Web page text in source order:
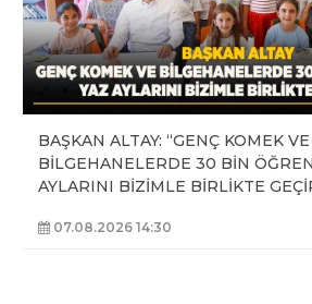
BAŞKAN ALTAY: “GENÇ KOMEK VE
BİLGEHANELERDE 30 BİN
AYLARINI BİZİMLE BİRLİKTE
07.08.2026 14:30